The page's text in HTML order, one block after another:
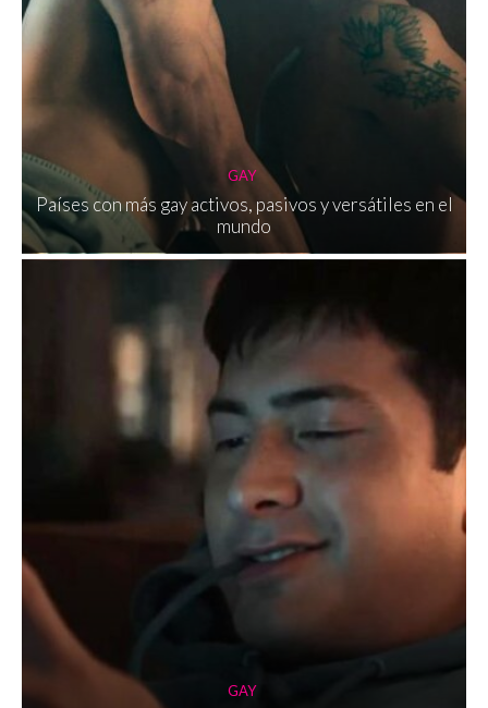
GAY
Países con más gay activos, pasivos y versátiles en el
mundo
GAY